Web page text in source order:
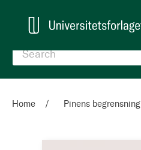
Home Pinens begrensning